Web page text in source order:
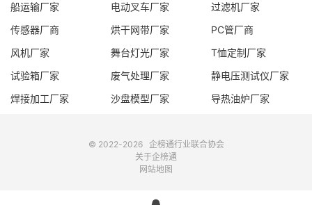
船运输厂家
电动叉车厂家
过滤机厂家
传感器厂商
烘干网带厂家
PC管厂商
风机厂家
舞台灯光厂家
T恤定制厂家
试验箱厂家
废气处理厂家
静电压测试仪厂家
焊接加工厂家
沙盘模型厂家 导热油炉厂家
© 2022-2026 企榜通行业联合协会
关于企榜通
网站地图